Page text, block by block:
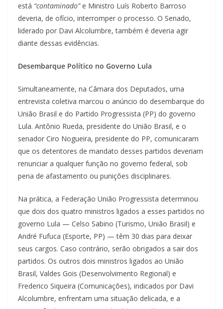
está “contaminado”e Ministro Luís Roberto Barroso
deveria, de ofício, interromper o processo. O Senado,
liderado por Davi Alcolumbre, também é deveria agir
diante dessas evidências.
Desembarque Político no Governo Lula
Simultaneamente, na Câmara dos Deputados, uma
entrevista coletiva marcou o anúncio do desembarque do
União Brasil e do Partido Progressista (PP) do governo
Lula. Antônio Rueda, presidente do União Brasil, e o
senador Ciro Nogueira, presidente do PP, comunicaram
que os detentores de mandato desses partidos deveriam
renunciar a qualquer função no governo federal, sob
pena de afastamento ou punições disciplinares.
Na prática, a Federação União Progressista determinou
que dois dos quatro ministros ligados a esses partidos no
governo Lula — Celso Sabino (Turismo, União Brasil) e
André Fufuca (Esporte, PP) — têm 30 dias para deixar
seus cargos. Caso contrário, serão obrigados a sair dos
partidos. Os outros dois ministros ligados ao União
Brasil, Valdes Gois (Desenvolvimento Regional) e
Frederico Siqueira (Comunicações), indicados por Davi
Alcolumbre, enfrentam uma situação delicada, e a